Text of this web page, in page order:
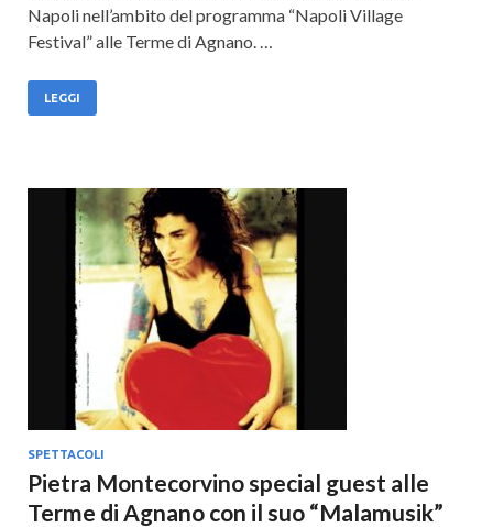
Napoli nell’ambito del programma “Napoli Village
Festival” alle Terme di Agnano. …
LEGGI
SPETTACOLI
Pietra Montecorvino special guest alle
Terme di Agnano con il suo “Malamusik”